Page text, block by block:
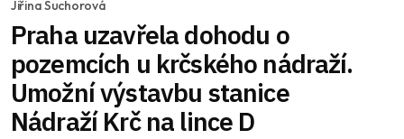
Jiřina Suchorová
Praha uzavřela dohodu o
pozemcích u krčského nádraží.
Umožní výstavbu stanice
Nádraží Krč na lince D